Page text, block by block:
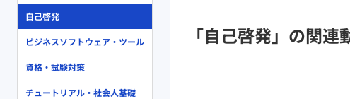
「自己啓発」の関連
自己啓発
ビジネスソフトウェア・ツール
資格・試験対策
チュートリアル・社会人基礎